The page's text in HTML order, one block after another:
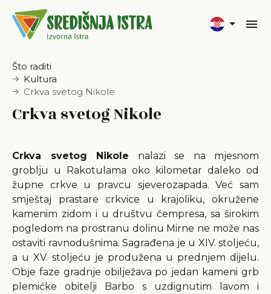
Što raditi
Kultura
Crkva svetog Nikole
Crkva svetog Nikole
Crkva svetog Nikole nalazi se na mjesnom
groblju u Rakotulama oko kilometar daleko od
župne crkve u pravcu sjeverozapada. Već sam
smještaj prastare crkvice u krajoliku, okružene
kamenim zidom i u društvu čempresa, sa širokim
pogledom na prostranu dolinu Mirne ne može nas
ostaviti ravnodušnima. Sagrađena je u XIV. stoljeću,
a u XV. stoljeću je produžena u prednjem dijelu.
Obje faze gradnje obilježava po jedan kameni grb
plemićke obitelji Barbo s uzdignutim lavom i